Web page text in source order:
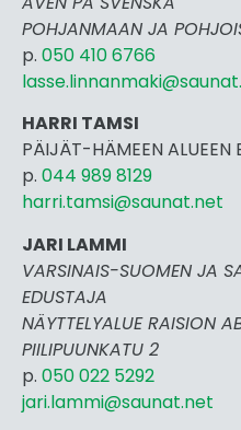
POHJANMAAN JA
p. 050 410 6766
HARRI TAMSI
PÄIJÄT-HÄMEEN ALUEEN
p. 044 989 8129
harri.tamsi@saunat.net
JARI LAMMI
VARSINAIS-SUOMEN JA
EDUSTAJA
NÄYTTELYALUE RAISION
PIILIPUUNKATU 2
p. 050 022 5292
jari.lammi@saunat.net